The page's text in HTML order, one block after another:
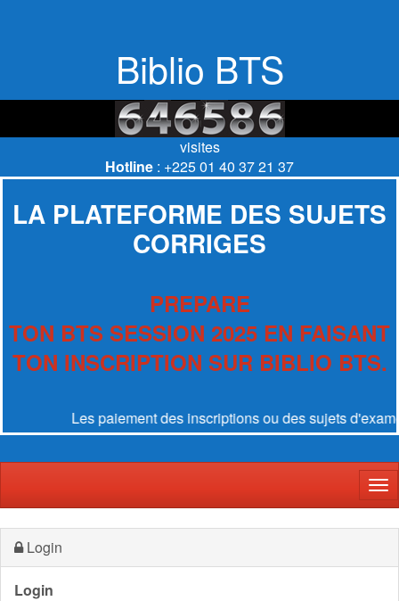
Biblio BTS
visites
Hotline : +225 01 40 37 21 37
LA PLATEFORME DES SUJETS
CORRIGES
PREPARE
TON BTS SESSION 2025 EN FAISANT
TON INSCRIPTION SUR BIBLIO BTS.
Les paiement des inscriptions ou des sujets
Login
Login